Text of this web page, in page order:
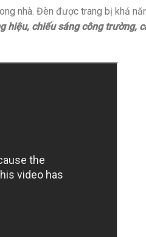
nhà. Đèn được trang bị khả
hiệu, chiếu sáng công trường,